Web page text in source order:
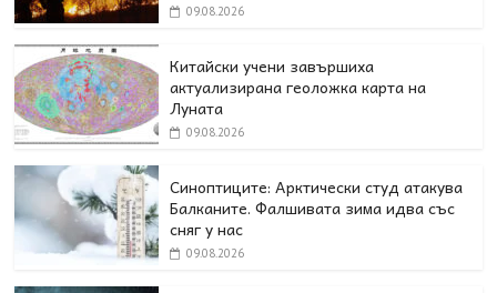
09.08.2026
Китайски учени завършиха
актуализирана геоложка карта на
Луната
09.08.2026
Синоптиците: Арктически студ атакува
Балканите. Фалшивата зима идва със
сняг у нас
09.08.2026